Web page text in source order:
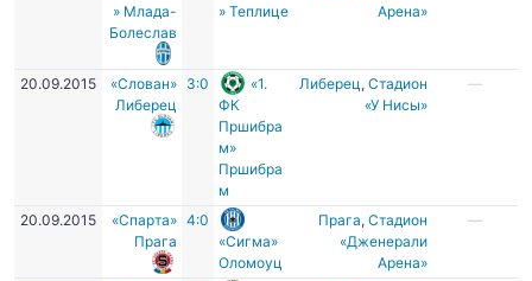
» Млада-
Болеслав
» Теплице
Арена»
20.09.2015
«Слован»
Либерец
3:0
«1.
ФК
Пршибра
м»
Пршибра
м
Либерец ,Стадион
«У Нисы»
—
20.09.2015
«Спарта»
Прага
4:0
«Сигма»
Оломоуц
Прага,Стадион
«Дженерали
Арена»
—